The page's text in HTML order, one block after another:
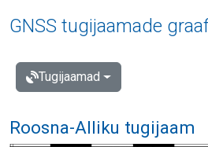
GNSS tugijaamade
Tugijaamad
Roosna-Alliku tugijaam